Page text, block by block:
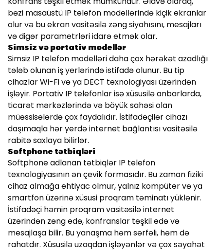
bəzi masaüstü IP telefon modellərində kiçik ekranlar
olur və bu ekran vasitəsilə zəng siyahısını, mesajları
və digər parametrləri idarə etmək olar.
Simsiz və portativ modellər
Simsiz IP telefon modelləri daha çox hərəkət azadlığı
tələb olunan iş yerlərində istifadə olunur. Bu tip
cihazlar Wi-Fi və ya DECT texnologiyası üzərindən
işləyir. Portativ IP telefonlar isə xüsusilə anbarlarda,
ticarət mərkəzlərində və böyük sahəsi olan
müəssisələrdə çox faydalıdır. İstifadəçilər cihazı
daşımaqla hər yerdə internet bağlantısı vasitəsilə
rabitə saxlaya bilirlər.
Softphone tətbiqləri
Softphone adlanan tətbiqlər IP telefon
texnologiyasının ən çevik formasıdır. Bu zaman fiziki
cihaz almağa ehtiyac olmur, yalnız kompüter və ya
smartfon üzərinə xüsusi proqram təminatı yüklənir.
İstifadəçi həmin proqram vasitəsilə internet
üzərindən zəng edə, konfranslar təşkil edə və
mesajlaşa bilir. Bu yanaşma həm sərfəli, həm də
rahatdır. Xüsusilə uzaqdan işləyənlər və çox səyahət